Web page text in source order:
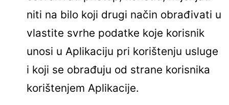
niti na bilo koji drugi način obrađivati u
vlastite svrhe podatke koje korisnik
unosi u Aplikaciju pri korištenju usluge
i koji se obrađuju od strane korisnika
korištenjem Aplikacije.